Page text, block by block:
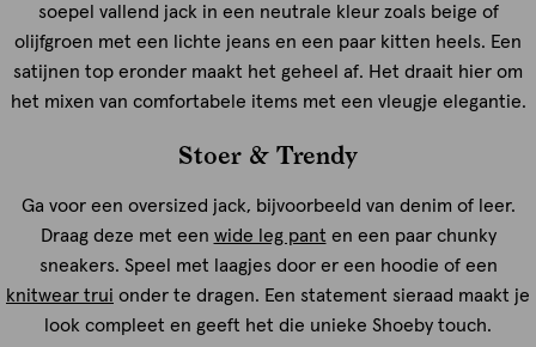
soepel vallend jack in een neutrale kleur zoals beige of
olijfgroen met een lichte jeans en een paar kitten heels. Een
satijnen top eronder maakt het geheel af. Het draait hier om
het mixen van comfortabele items met een vleugje elegantie.
Stoer & Trendy
Ga voor een oversized jack, bijvoorbeeld van denim of leer.
Draag deze met een wide leg pant en een paar chunky
sneakers. Speel met laagjes door er een hoodie of een
knitwear trui onder te dragen. Een statement sieraad maakt je
look compleet en geeft het die unieke Shoeby touch.